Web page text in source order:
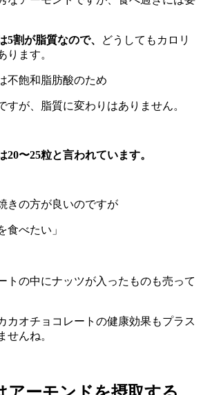
5割が脂質なので、
どうしてもカロリ
ります。
不飽和脂肪酸のため
すが、脂質に変わりはありません。
20〜25粒と言われています。
きの方が良いのですが
食べたい」
トの中にナッツが入ったものも売って
カオチョコレートの健康効果もプラス
せんね。